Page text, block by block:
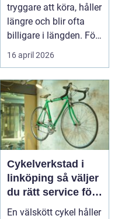
tryggare att köra, håller
längre och blir ofta
billigare i längden. För
många bil...
16 april 2026
Cykelverkstad i
linköping så väljer
du rätt service för
din cykel
En välskött cykel håller